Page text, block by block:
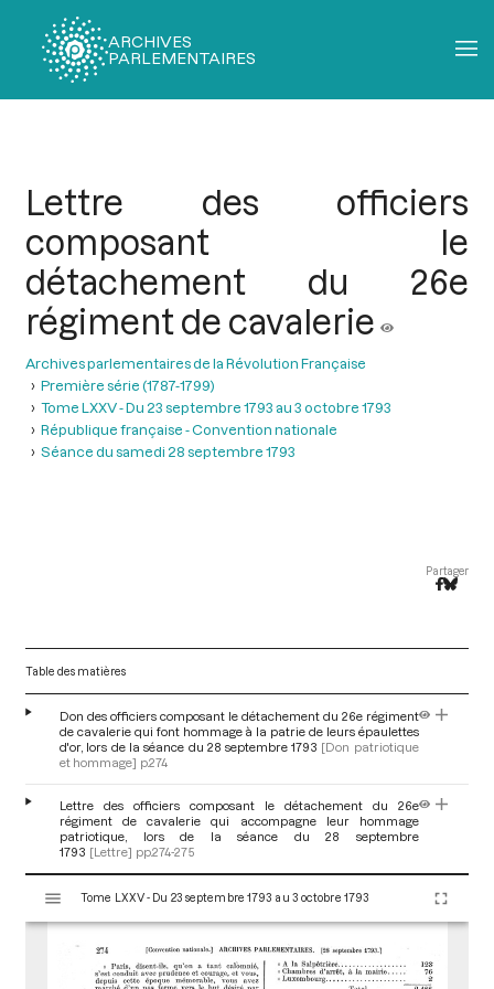
ARCHIVES
PARLEMENTAIRES
Lettre des officiers
composant le
détachement du 26e
régiment de cavalerie
Archives parlementaires de la Révolution Française
Première série (1787-1799)
Tome LXXV - Du 23 septembre 1793 au 3 octobre 1793
République française - Convention nationale
Séance du samedi 28 septembre 1793
Partager
Table des matières
Don des officiers composant le détachement du 26e régiment
de cavalerie qui font hommage à la patrie de leurs épaulettes
d'or, lors de la séance du 28 septembre 1793 [Don patriotique
et hommage] p.274
Lettre des officiers composant le détachement du 26e
régiment de cavalerie qui accompagne leur hommage
patriotique, lors de la séance du 28 septembre
1793 [Lettre] pp.274-275
s
Tome LXXV - Du 23 septembre 1793 au 3 octobre 1793